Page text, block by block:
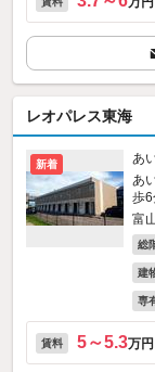
レオパレス東海
新着
あ
あ
歩6
富
総
建
専
賃料 5～5.3万円